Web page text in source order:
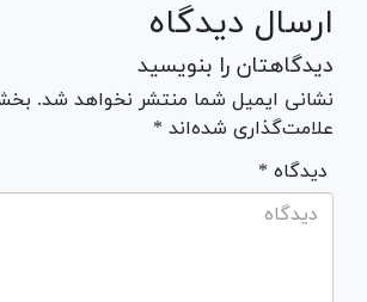
ارسال دیدگاه
دیدگاهتان را بنویسید
نشانی ایمیل شما منتشر نخواهد شد.
علامت‌گذاری شده‌اند *
* دیدگاه